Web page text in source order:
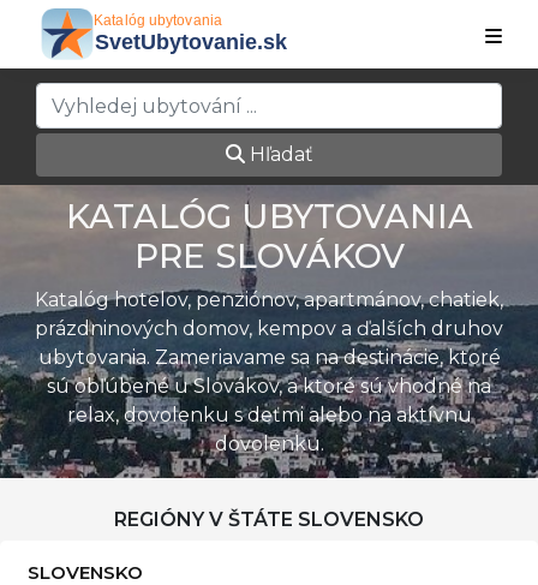
Hľadať
KATALÓG UBYTOVANIA
PRE SLOVÁKOV
Katalóg hotelov, penziónov, apartmánov, chatiek,
prázdninových domov, kempov a ďalších druhov
ubytovania. Zameriavame sa na destinácie, ktoré
sú obľúbené u Slovákov, a ktoré sú vhodné na
relax, dovolenku s deťmi alebo na aktívnu
dovolenku.
REGIÓNY V ŠTÁTE SLOVENSKO
SLOVENSKO